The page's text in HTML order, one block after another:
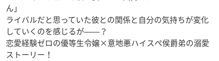
ん」
ライバルだと思っていた彼との関係と自分の気持ちが変化
していくのを感じるが――？
恋愛経験ゼロの優等生令嬢×意地悪ハイスぺ侯爵弟の溺愛
ストーリー！